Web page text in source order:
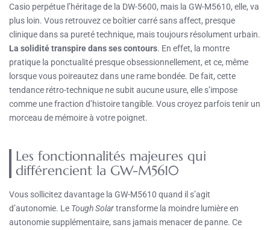
Casio perpétue l’héritage de la DW-5600, mais la GW-M5610, elle, va
plus loin. Vous retrouvez ce boîtier carré sans affect, presque
clinique dans sa pureté technique, mais toujours résolument urbain.
La solidité transpire dans ses contours. En effet, la montre
pratique la ponctualité presque obsessionnellement, et ce, même
lorsque vous poireautez dans une rame bondée. De fait, cette
tendance rétro-technique ne subit aucune usure, elle s’impose
comme une fraction d’histoire tangible. Vous croyez parfois tenir un
morceau de mémoire à votre poignet.
Les fonctionnalités majeures qui
différencient la GW-M5610
Vous sollicitez davantage la GW-M5610 quand il s’agit
d’autonomie. Le Tough Solartransforme la moindre lumière en
autonomie supplémentaire, sans jamais menacer de panne. Ce